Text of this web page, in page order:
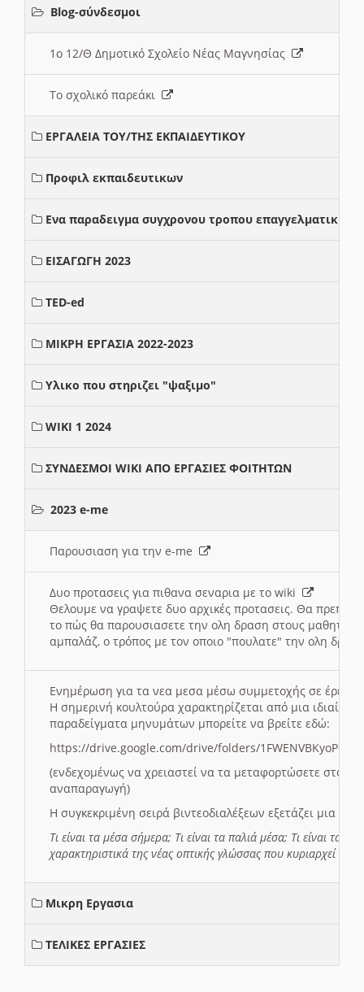
Blog-σύνδεσμοι
1ο 12/Θ Δημοτικό Σχολείο Νέας Μαγνησίας
Το σχολικό παρεάκι
ΕΡΓΑΛΕΙΑ ΤΟΥ/ΤΗΣ ΕΚΠΑΙΔΕΥΤΙΚΟΥ
Προφιλ εκπαιδευτικων
Ενα παραδειγμα συγχρονου τροπου επαγγελματικης
ΕΙΣΑΓΩΓΗ 2023
TED-ed
ΜΙΚΡΗ ΕΡΓΑΣΙΑ 2022-2023
Υλικο που στηριζει "ψαξιμο"
WIKI 1 2024
ΣΥΝΔΕΣΜΟΙ WIKI ΑΠΟ ΕΡΓΑΣΙΕΣ ΦΟΙΤΗΤΩΝ
2023 e-me
Παρουσιαση για την e-me
Δυο προτασεις για πιθανα σεναρια με το wiki
Θελουμε να γραψετε δυο αρχικές προτασεις. Θα πρεπει
το πώς θα παρουσιασετε την ολη δραση στους μαθητες
αμπαλάζ, ο τρόπος με τον οποιο "πουλατε" την ολη
Ενημέρωση για τα νεα μεσα μέσω συμμετοχής σε
Η σημερινή κουλτούρα χαρακτηρίζεται από μια
παραδείγματα μηνυμάτων μπορείτε να βρείτε εδώ:
https://drive.google.com/drive/folders/
(ενδεχομένως να χρειαστεί να τα μεταφορτώσετε στο
αναπαραγωγή)
Η συγκεκριμένη σειρά βιντεοδιαλέξεων εξετάζει μια
Τι είναι τα μέσα σήμερα; Τι είναι τα παλιά μέσα; Τι είναι τα
χαρακτηριστικά της νέας οπτικής γλώσσας που κυριαρχεί
Μικρη Εργασια
ΤΕΛΙΚΕΣ ΕΡΓΑΣΙΕΣ